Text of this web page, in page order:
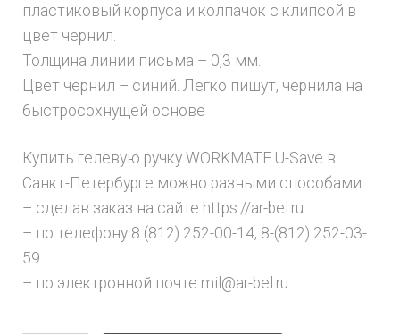
пластиковый корпуса и колпачок с клипсой в
цвет чернил.
Толщина линии письма – 0,3 мм.
Цвет чернил – синий. Легко пишут, чернила на
быстросохнущей основе
Купить гелевую ручку WORKMATE U-Save в
Санкт-Петербурге можно разными способами:
– сделав заказ на сайте https://ar-bel.ru
– по телефону 8 (812) 252-00-14, 8-(812) 252-03-
59
– по электронной почте mil@ar-bel.ru